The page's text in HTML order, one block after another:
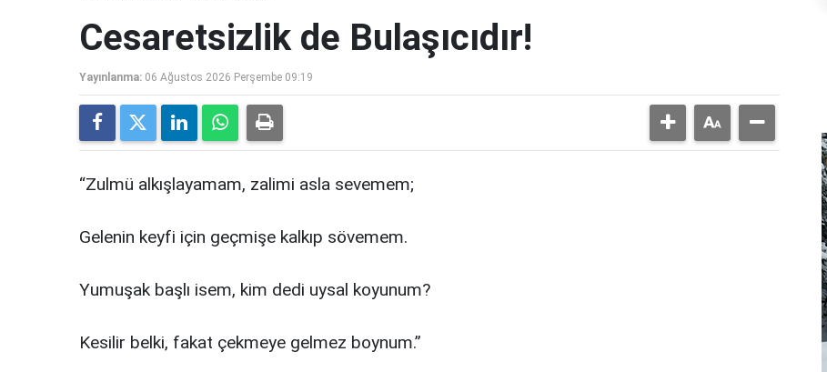
Cesaretsizlik de Bulaşıcıdır!
Yayınlanma: 06 Ağustos 2026 Perşembe 09:19
“Zulmü alkışlayamam, zalimi asla sevemem;
Gelenin keyfi için geçmişe kalkıp sövemem.
Yumuşak başlı isem, kim dedi uysal koyunum?
Kesilir belki, fakat çekmeye gelmez boynum.”